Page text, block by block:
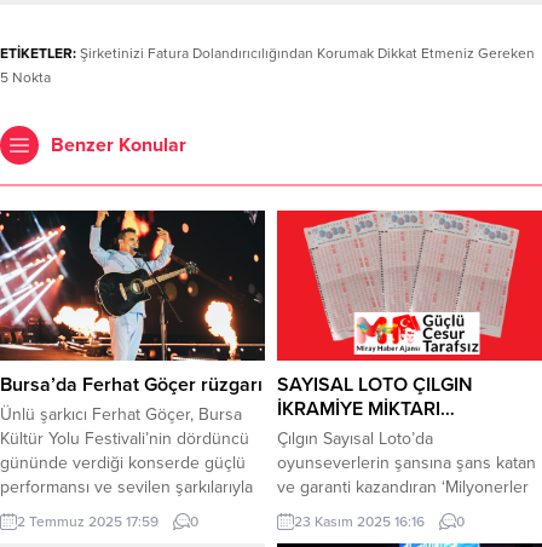
ETİKETLER: Şirketinizi Fatura Dolandırıcılığından Korumak Dikkat Etmeniz Gereken
5 Nokta
Benzer Konular
Bursa’da Ferhat Göçer rüzgarı
Ünlü şarkıcı Ferhat Göçer, Bursa
Kültür Yolu Festivali’nin dördüncü
gününde verdiği konserde güçlü
performansı ve sevilen şarkılarıyla
on binleri coşturdu. BURSA (İGFA)
– Bursa Kültür Yolu Festivali’nin
2 Temmuz 2025 17:59 0
SAYISAL LOTO ÇILGIN
İKRAMİYE MİKTARI…
Çılgın Sayısal Loto’da
oyunseverlerin şansına şans katan
ve garanti kazandıran ‘Milyonerler
Festivali’nin 22 Kasım Cumartesi
günü gerçekleşen beşinci
23 Kasım 2025 16:16 0